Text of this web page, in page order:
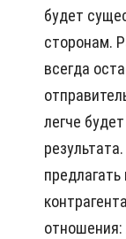
будет
сторонам.
всегда
легче
отношения: